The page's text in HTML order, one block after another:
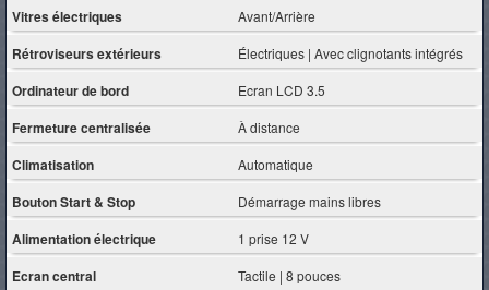
Vitres électriques Avant/Arrière
Rétroviseurs extérieurs Électriques | Avec clignotants intégrés
Ordinateur de bord Ecran LCD 3.5
Fermeture centralisée À distance
Climatisation Automatique
Bouton Start & Stop Démarrage mains libres
Alimentation électrique 1 prise 12 V
Ecran central Tactile | 8 pouces